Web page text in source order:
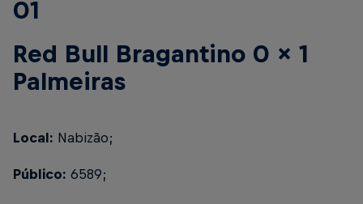
01
Red Bull Bragantino 0 x 1
Palmeiras
Local: Nabizão;
Público: 6589;